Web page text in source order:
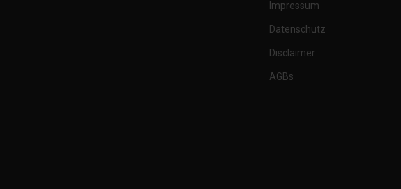
Impressum
Datenschutz
Disclaimer
AGBs